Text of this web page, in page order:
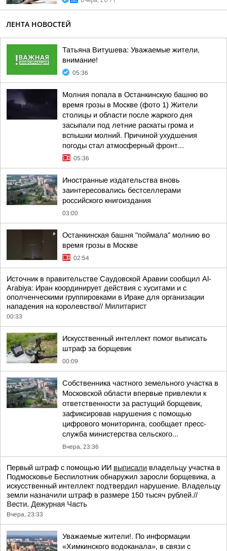
ЛЕНТА НОВОСТЕЙ
Татьяна Витушева: Уважаемые жители,
внимание!
05:36
Молния попала в Останкинскую башню во
время грозы в Москве (фото 1) Жители
столицы и области после жаркого дня
засыпали под летние раскаты грома и
вспышки молний. Причиной ухудшения
погоды стал атмосферный фронт...
05:36
Иностранные издательства вновь
заинтересовались бестселлерами
российского книгоиздания
03:00
Останкинская башня "поймала" молнию во
время грозы в Москве
02:54
Источник в правительстве Саудовской Аравии сообщил Al-
Arabiya: Иран координирует действия с хуситами и с
ополченческими группировками в Ираке для организации
нападения на королевство// Милитарист
00:33
Искусственный интеллект помог выписать
штраф за борщевик
00:09
Собственника частного земельного участка в
Московской области впервые привлекли к
ответственности за растущий борщевик,
зафиксировав нарушения с помощью
цифрового мониторинга, сообщает пресс-
служба министерства сельского...
Вчера, 23:36
Первый штраф с помощью ИИ выписали владельцу участка в
Подмосковье Беспилотник обнаружил заросли борщевика, а
искусственный интеллект подтвердил нарушение. Владельцу
земли назначили штраф в размере 150 тысяч рублей.//
Вести. Дежурная Часть
Вчера, 23:33
Уважаемые жители!. По информации
«Химкинского водоканала», в связи с